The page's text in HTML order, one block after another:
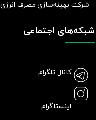
شرکت بهينه‌سازی مصرف انرژی
شبکه‌های اجتماعی
کانال تلگرام
اینستاگرام